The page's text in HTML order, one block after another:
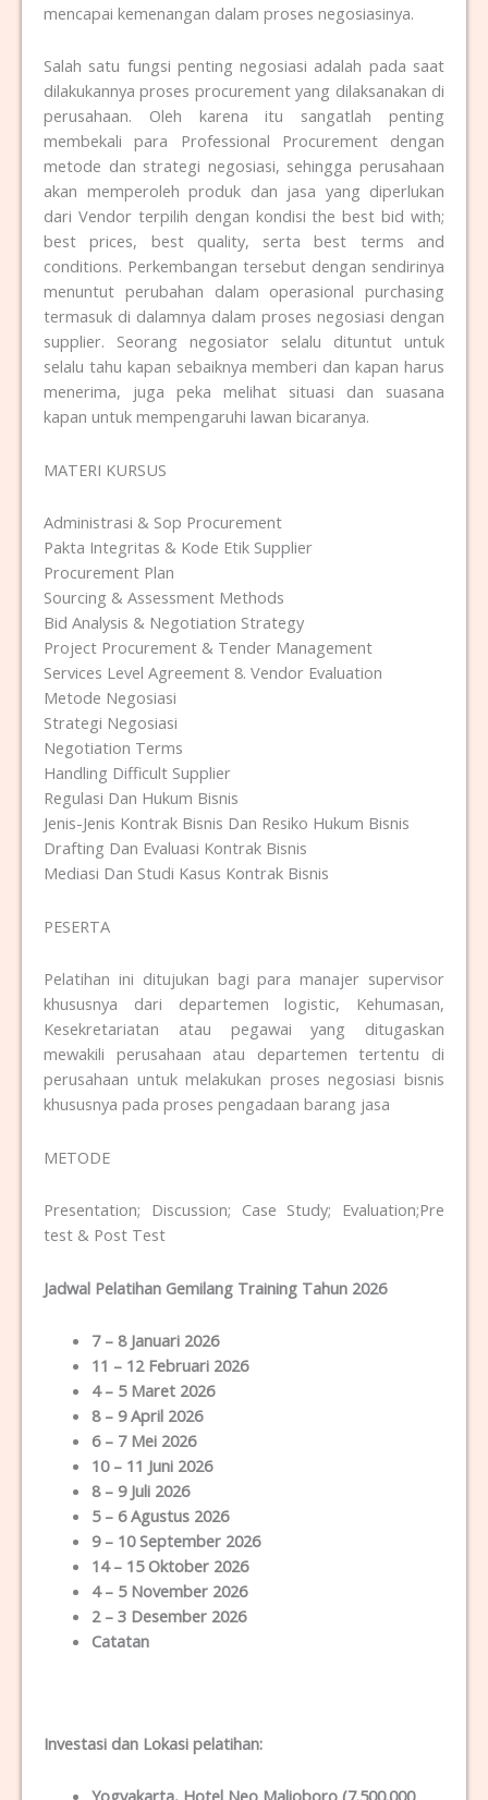
mencapai kemenangan dalam proses negosiasinya.
Salah satu fungsi penting negosiasi adalah pada saat
dilakukannya proses procurement yang dilaksanakan di
perusahaan. Oleh karena itu sangatlah penting
membekali para Professional Procurement dengan
metode dan strategi negosiasi, sehingga perusahaan
akan memperoleh produk dan jasa yang diperlukan
dari Vendor terpilih dengan kondisi the best bid with;
best prices, best quality, serta best terms and
conditions. Perkembangan tersebut dengan sendirinya
menuntut perubahan dalam operasional purchasing
termasuk di dalamnya dalam proses negosiasi dengan
supplier. Seorang negosiator selalu dituntut untuk
selalu tahu kapan sebaiknya memberi dan kapan harus
menerima, juga peka melihat situasi dan suasana
kapan untuk mempengaruhi lawan bicaranya.
MATERI KURSUS
Administrasi & Sop Procurement
Pakta Integritas & Kode Etik Supplier
Procurement Plan
Sourcing & Assessment Methods
Bid Analysis & Negotiation Strategy
Project Procurement & Tender Management
Services Level Agreement 8. Vendor Evaluation
Metode Negosiasi
Strategi Negosiasi
Negotiation Terms
Handling Difficult Supplier
Regulasi Dan Hukum Bisnis
Jenis-Jenis Kontrak Bisnis Dan Resiko Hukum Bisnis
Drafting Dan Evaluasi Kontrak Bisnis
Mediasi Dan Studi Kasus Kontrak Bisnis
PESERTA
Pelatihan ini ditujukan bagi para manajer supervisor
khususnya dari departemen logistic, Kehumasan,
Kesekretariatan atau pegawai yang ditugaskan
mewakili perusahaan atau departemen tertentu di
perusahaan untuk melakukan proses negosiasi bisnis
khususnya pada proses pengadaan barang jasa
METODE
Presentation; Discussion; Case Study; Evaluation;Pre
test & Post Test
Jadwal Pelatihan Gemilang Training Tahun 2026
7 – 8 Januari 2026
11 – 12 Februari 2026
4 – 5 Maret 2026
8 – 9 April 2026
6 – 7 Mei 2026
10 – 11 Juni 2026
8 – 9 Juli 2026
5 – 6 Agustus 2026
9 – 10 September 2026
14 – 15 Oktober 2026
4 – 5 November 2026
2 – 3 Desember 2026
Catatan
Investasi dan Lokasi pelatihan: